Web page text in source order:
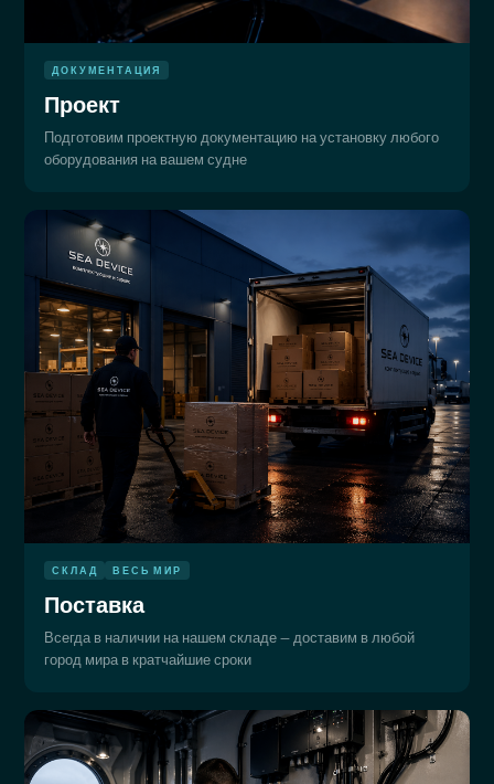
ДОКУМЕНТАЦИЯ
Проект
Подготовим проектную документацию на установку любого
оборудования на вашем судне
СКЛАД ВЕСЬ МИР
Поставка
Всегда в наличии на нашем складе — доставим в любой
город мира в кратчайшие сроки